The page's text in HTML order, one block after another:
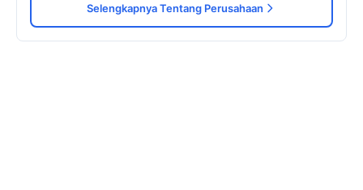
Selengkapnya Tentang Perusahaan